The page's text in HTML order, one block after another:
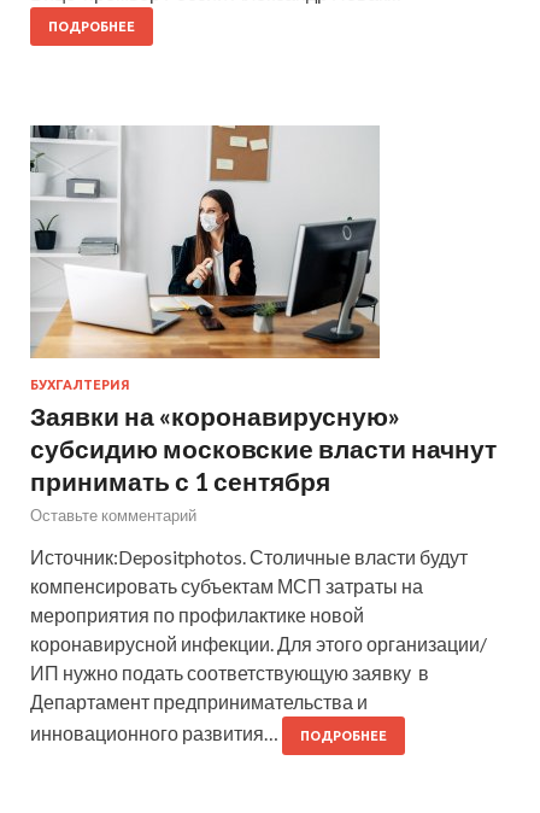
ПОДРОБНЕЕ
БУХГАЛТЕРИЯ
Заявки на «коронавирусную»
субсидию московские власти начнут
принимать с 1 сентября
Оставьте комментарий
Источник:Depositphotos. Столичные власти будут
компенсировать субъектам МСП затраты на
мероприятия по профилактике новой
коронавирусной инфекции. Для этого организации/
ИП нужно подать соответствующую заявку в
Департамент предпринимательства и
инновационного развития…
ПОДРОБНЕЕ